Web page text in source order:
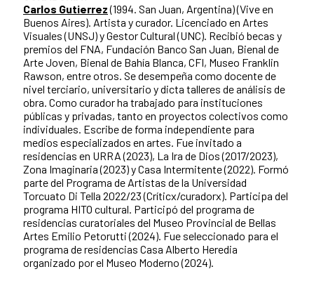
Carlos Gutierrez(1994. San Juan, Argentina) (Vive en
Buenos Aires). Artista y curador. Licenciado en Artes
Visuales (UNSJ) y Gestor Cultural (UNC). Recibió becas y
premios del FNA, Fundación Banco San Juan, Bienal de
Arte Joven, Bienal de Bahía Blanca, CFI, Museo Franklin
Rawson, entre otros. Se desempeña como docente de
nivel terciario, universitario y dicta talleres de análisis de
obra. Como curador ha trabajado para instituciones
públicas y privadas, tanto en proyectos colectivos como
individuales. Escribe de forma independiente para
medios especializados en artes. Fue invitado a
residencias en URRA (2023), La Ira de Dios (2017/2023),
Zona Imaginaria (2023) y Casa Intermitente (2022). Formó
parte del Programa de Artistas de la Universidad
Torcuato Di Tella 2022/23 (Críticx/curadorx). Participa del
programa HITO cultural. Participó del programa de
residencias curatoriales del Museo Provincial de Bellas
Artes Emilio Petorutti (2024). Fue seleccionado para el
programa de residencias Casa Alberto Heredia
organizado por el Museo Moderno (2024).